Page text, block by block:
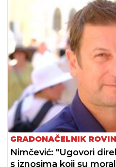
GRADONAČELNIK
Nimčević: "Ugovori
s iznosima koji su